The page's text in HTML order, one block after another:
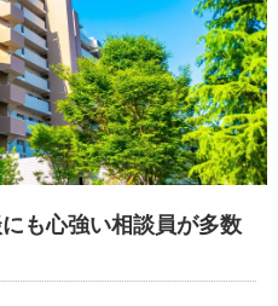
も心強い相談員が多数